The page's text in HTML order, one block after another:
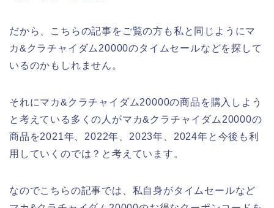
だから、こちらの記事をご覧の方も私と同じようにマ
カ&クラチャイダム20000のタイムセールなどを探して
いるのかもしれません。
それにマカ&クラチャイダム20000の商品を購入しよう
と考えている多くの人がマカ&クラチャイダム20000の
商品を2021年、2022年、2023年、2024年と今後も利
用していくのでは？と考えています。
なのでこちらの記事では、私自身がタイムセールなど